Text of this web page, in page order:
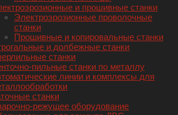
и прошивные станки
Электроэрозионные проволочные
станки
Прошивные и копировальные станки
и долбежные станки
станки
пильные станки по металлу
линии и комплексы для
станки
режущее оборудование